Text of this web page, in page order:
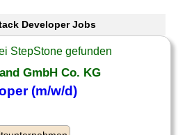
Developer Jobs
StepStone gefunden
GmbH Co. KG
(m/w/d)